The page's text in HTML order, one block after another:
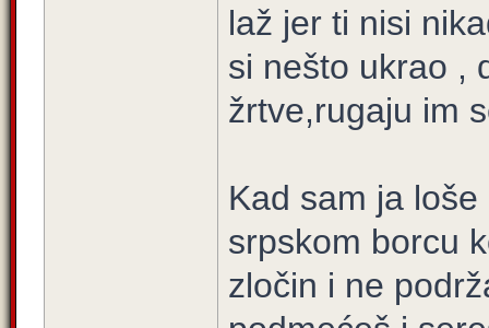
laž jer ti nisi
si nešto ukrao ,
žrtve,rugaju im
Kad sam ja
srpskom borcu
zločin i ne